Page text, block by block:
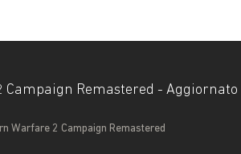
Campaign Remastered - Aggiornato
Warfare 2 Campaign Remastered